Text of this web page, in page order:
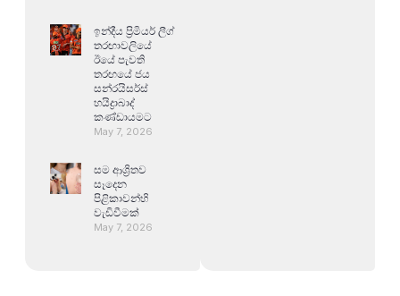
ඉන්දීය ප්‍රිමියර් ලීග්
තරඟාවලියේ
ඊයේ පැවති
තරඟයේ ජය
සන්රයිසර්ස්
හයිද්‍රාබාද්
කණ්ඩායමට
May 7, 2026
සම ආශ්‍රිතව
සෑදෙන
පිළිකාවන්හි
වැඩිවීමක්
May 7, 2026